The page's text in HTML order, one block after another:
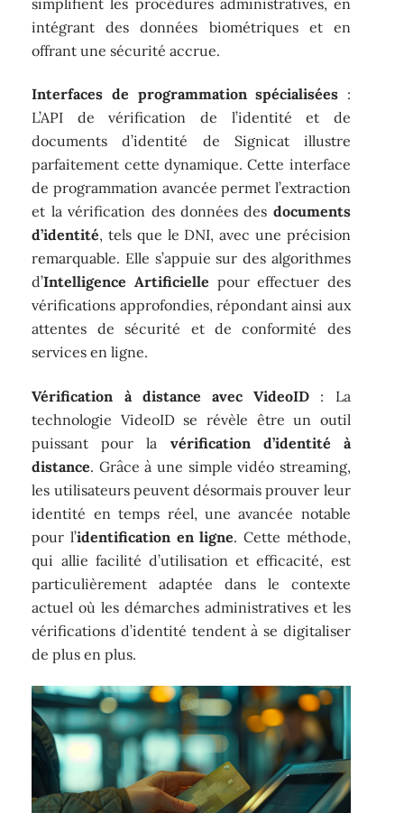
intégrant des données biométriques et en
offrant une sécurité accrue.
Interfaces de programmation spécialisées :
L’API de vérification de l’identité et de
documents d’identité de Signicat illustre
parfaitement cette dynamique. Cette interface
de programmation avancée permet l’extraction
et la vérification des données des documents
d’identité, tels que le DNI, avec une précision
remarquable. Elle s’appuie sur des algorithmes
d’Intelligence Artificielle pour effectuer des
vérifications approfondies, répondant ainsi aux
attentes de sécurité et de conformité des
services en ligne.
Vérification à distance avec VideoID : La
technologie VideoID se révèle être un outil
puissant pour la vérification d’identité à
distance. Grâce à une simple vidéo streaming,
les utilisateurs peuvent désormais prouver leur
identité en temps réel, une avancée notable
pour l’identification en ligne. Cette méthode,
qui allie facilité d’utilisation et efficacité, est
particulièrement adaptée dans le contexte
actuel où les démarches administratives et les
vérifications d’identité tendent à se digitaliser
de plus en plus.